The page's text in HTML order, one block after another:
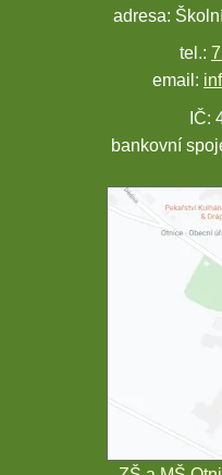
adresa:
tel.:
email:
IČ:
bankovní